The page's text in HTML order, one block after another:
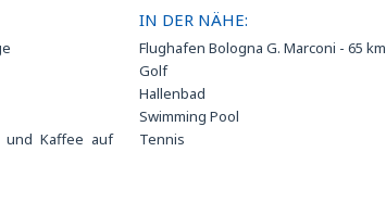
und Kaffee auf
IN DER NÄHE:
Flughafen Bologna G. Marconi - 65 km
Golf
Hallenbad
Swimming Pool
Tennis